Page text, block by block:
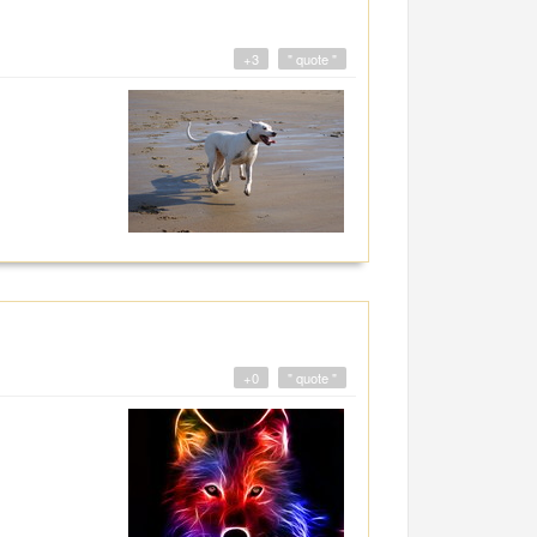
" quote "
+3
" quote "
+0